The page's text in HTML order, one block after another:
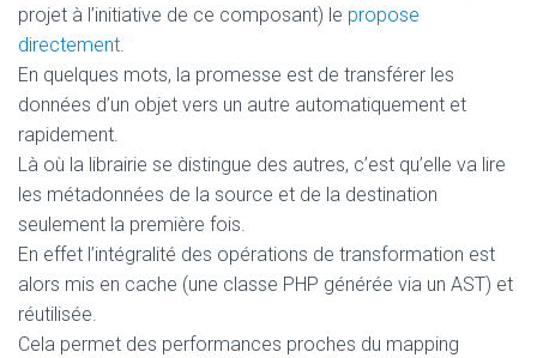
projet à l’initiative de ce composant) le propose
directement.
En quelques mots, la promesse est de transférer les
données d’un objet vers un autre automatiquement et
rapidement.
Là où la librairie se distingue des autres, c’est qu’elle va lire
les métadonnées de la source et de la destination
seulement la première fois.
En effet l’intégralité des opérations de transformation est
alors mis en cache (une classe PHP générée via un AST) et
réutilisée.
Cela permet des performances proches du mapping